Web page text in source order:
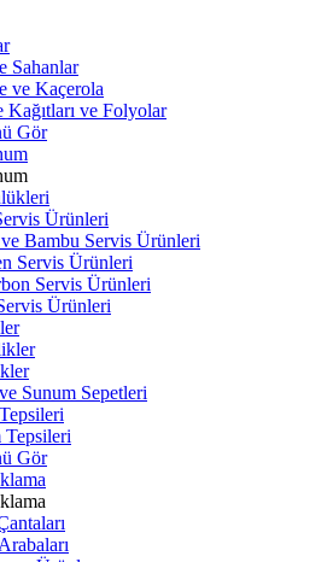
Sahanlar
ve Kaçerola
Kağıtları ve Folyolar
Gör
Ürünleri
Bambu Servis Ürünleri
Servis Ürünleri
Servis Ürünleri
Ürünleri
Sunum Sepetleri
Tepsileri
Gör